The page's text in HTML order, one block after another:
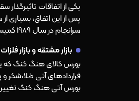
پس از این اتفاق، بسیاری
سرانجام در سال 1989 کمیسیونی به نام کمیسیون اوراق بهادار و مشتقات تاسیس شد که مسئول وضع و اجرای قوانین این بازار بود.
بازار مشتقه و بازار
بورس آتی هنگ کنگ تغییر